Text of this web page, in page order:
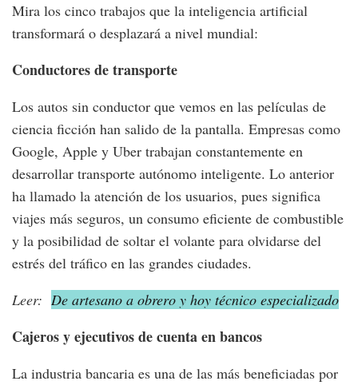
Mira los cinco trabajos que la inteligencia artificial
transformará o desplazará a nivel mundial:
Conductores de transporte
Los autos sin conductor que vemos en las películas de
ciencia ficción han salido de la pantalla. Empresas como
Google, Apple y Uber trabajan constantemente en
desarrollar transporte autónomo inteligente. Lo anterior
ha llamado la atención de los usuarios, pues significa
viajes más seguros, un consumo eficiente de combustible
y la posibilidad de soltar el volante para olvidarse del
estrés del tráfico en las grandes ciudades.
Leer: De artesano a obrero y hoy técnico especializado
Cajeros y ejecutivos de cuenta en bancos
La industria bancaria es una de las más beneficiadas por